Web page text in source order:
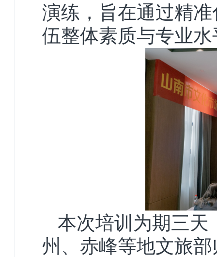
演练，旨在通过精
伍整体素质与专业水
本次培训为期三天
州、赤峰等地文旅